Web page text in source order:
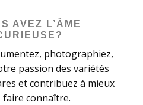
AVEZ L’ÂME
photographiez,
passion des variétés
et contribuez à mieux
faire connaître.